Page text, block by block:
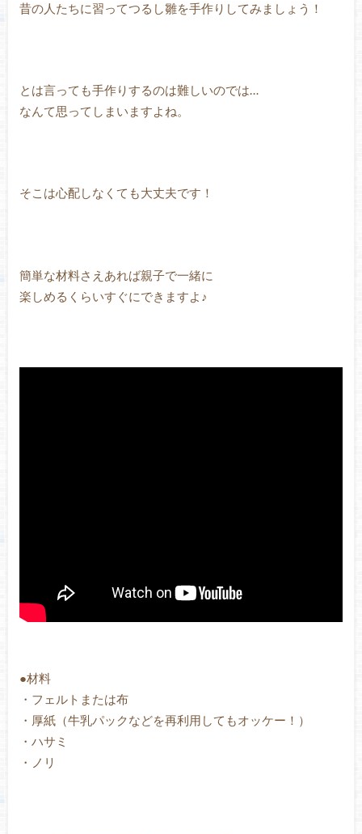
昔の人たちに習ってつるし雛を手作りしてみましょう！
とは言っても手作りするのは難しいのでは…
なんて思ってしまいますよね。
そこは心配しなくても大丈夫です！
簡単な材料さえあれば親子で一緒に
楽しめるくらいすぐにできますよ♪
●材料
・フェルトまたは布
・厚紙（牛乳パックなどを再利用してもオッケー！）
・ハサミ
・ノリ